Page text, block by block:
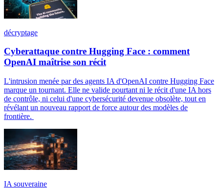
décryptage
Cyberattaque contre Hugging Face : comment
OpenAI maîtrise son récit
L'intrusion menée par des agents IA d'OpenAI contre Hugging Face
marque un tournant. Elle ne valide pourtant ni le récit d'une IA hors
de contrôle, ni celui d'une cybersécurité devenue obsolète, tout en
révélant un nouveau rapport de force autour des modèles de
frontière.
IA souveraine